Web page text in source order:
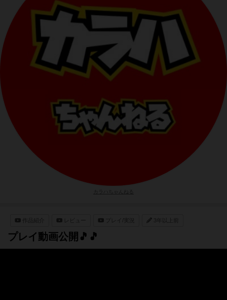
作品紹介 3年以上前
プレイ動画公開🎵🎵